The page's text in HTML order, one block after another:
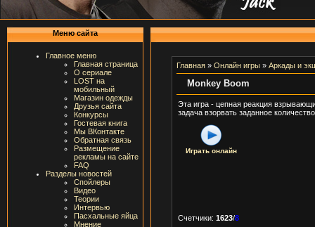
Меню сайта
Главное меню
Главная страница
О сериале
LOST на
мобильный
Магазин одежды
Друзья сайта
Конкурсы
Гостевая книга
Мы ВКонтакте
Обратная связь
Размещение
рекламы на сайте
FAQ
Разделы новостей
Спойлеры
Видео
Теории
Интервью
Пасхальные яйца
Мнение
Главная » Онлайн игры » Аркады и
Monkey Boom
Эта игра - цепная реакция
задача взорвать заданное
Играть онлайн
Счетчики: 1623/8